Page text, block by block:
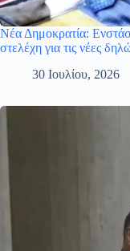
Νέα Δημοκρατία:
στελέχη για τις νέες
30 Ιουλίου, 2026